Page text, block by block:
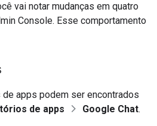
vai notar mudanças em quatro
Console. Esse comportamento
apps podem ser encontrados
de apps Google Chat.